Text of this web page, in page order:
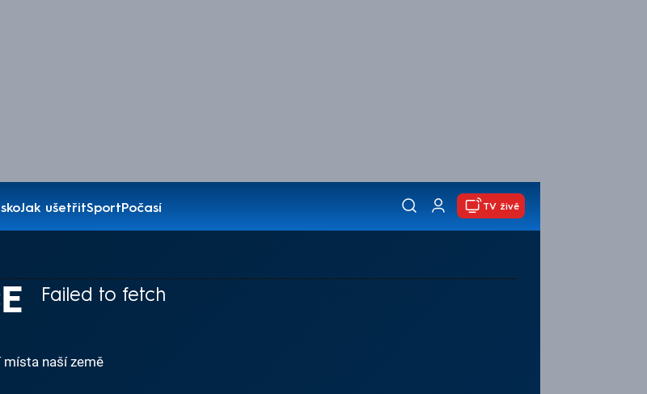
Jak ušetřitSportPočasí
TV živě
Failed to fetch
místa naší země